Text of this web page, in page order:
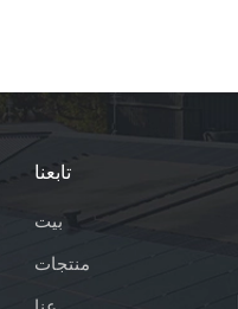
تابعنا
بيت
منتجات